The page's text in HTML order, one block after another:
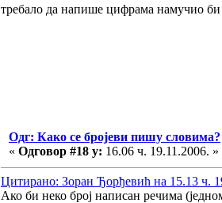
требало да напише цифрама намучио
Одг: Како се бројеви пишу словима?
« Одговор #18 у: 16.06 ч. 19.11.2006. »
Цитирано: Зоран Ђорђевић на 15.13 ч.
Ако би неко број написан речима